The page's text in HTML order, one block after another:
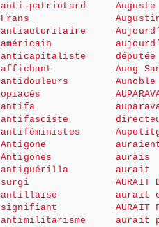
anti-patriotard
Frans
antiautoritaire
américain
anticapitaliste
affichant
antidouleurs
opiacés
antifa
antifasciste
antiféministes
Antigone
Antigones
antiguérilla
surgi
antillaise
signifiant
antimilitarisme
Auguste
députée
Aung
Aunoble
aurais
aurait
AURAIT
aurait
AURAIT
aurait